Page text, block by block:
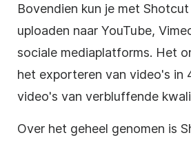
Bovendien kun je met
uploaden naar YouTube,
sociale mediaplatforms. Het
het exporteren van video's in
video's van verbluffende
Over het geheel genomen is